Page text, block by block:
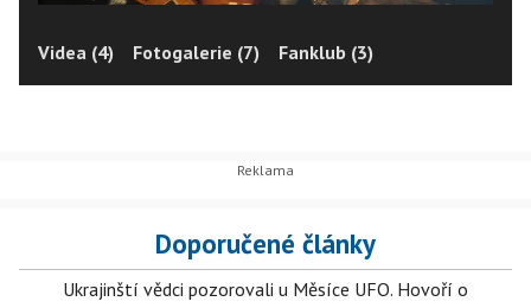
Videa (4) Fotogalerie (7) Fanklub (3)
Doporučené články
Ukrajinští vědci pozorovali u Měsíce UFO. Hovoří o